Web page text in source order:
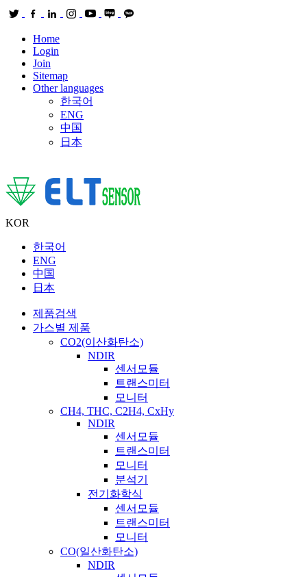
Home
Login
Join
Sitemap
Other languages
한국어
ENG
中国
日本
KOR
한국어
ENG
中国
日本
제품검색
가스별 제품
CO2(이산화탄소)
NDIR
센서모듈
트랜스미터
모니터
CH4, THC, C2H4, CxHy
NDIR
센서모듈
트랜스미터
모니터
분석기
전기화학식
센서모듈
트랜스미터
모니터
CO(일산화탄소)
NDIR